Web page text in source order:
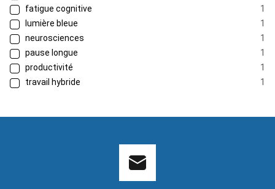
fatigue cognitive
1
lumière bleue
1
neurosciences
1
pause longue
1
productivité
1
travail hybride
1